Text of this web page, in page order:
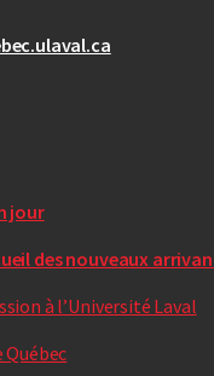
jour
des nouveaux
à l’Université Laval
Québec